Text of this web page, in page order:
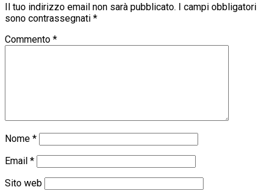
Il tuo indirizzo email non sarà pubblicato. I campi obbligatori
sono contrassegnati *
Commento *
Nome *
Email *
Sito web